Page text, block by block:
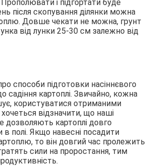
і підгортати буде
після скопування ділянки можна
Довше чекати не можна, грунт
від лунки 25-30 см залежно від
способи підготовки насіннєвого
садіння картоплі. Звичайно, кожна
користуватися отриманими
відзначити, що наші
дозволяють картоплі довго
полі. Якщо навесні посадити
то він довгий час пролежить
сили на проростання, тим